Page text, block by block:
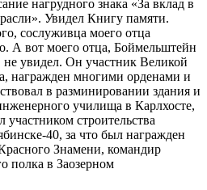
нагрудного знака «За вклад в
Увидел Книгу памяти.
сослуживца моего отца
А вот моего отца, Боймельштейн
увидел. Он участник Великой
награжден многими орденами и
в разминировании здания и
училища в Карлхосте,
строительства
40, за что был награжден
Знамени, командир
полка в Заозерном